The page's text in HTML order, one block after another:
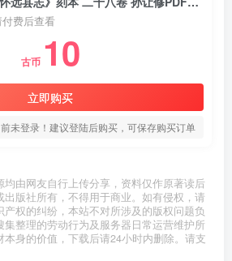
费后查看
古币 10
立即购买
未登录！建议登陆后购买，可保存购买订单
均由网友自行上传分享，资料仅作原著读后
出版社所有，不得用于商业。如有侵权，请
权的纠纷，本站不对所涉及的版权问题负
整理的劳动行为及服务器日常运营维护所
身的价值，下载后请24小时内删除。请支